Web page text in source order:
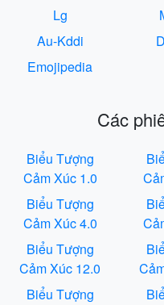
Lg
Au-Kddi
Emojipedia
Các
Biểu Tượng
Cảm Xúc 1.0
Biểu Tượng
Cảm Xúc 4.0
Biểu Tượng
Cảm Xúc 12.0
Biểu Tượng